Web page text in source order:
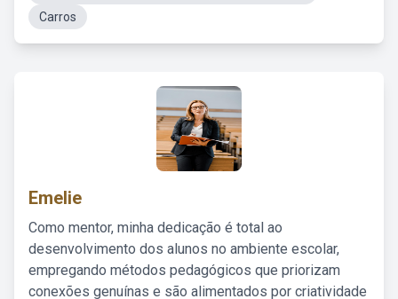
Carros
Emelie
Como mentor, minha dedicação é total ao
desenvolvimento dos alunos no ambiente escolar,
empregando métodos pedagógicos que priorizam
conexões genuínas e são alimentados por criatividade